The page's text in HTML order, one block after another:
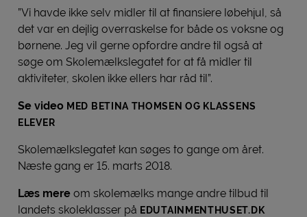
”Vi havde ikke selv midler til at finansiere løbehjul, så
det var en dejlig overraskelse for både os voksne og
børnene. Jeg vil gerne opfordre andre til også at
søge om Skolemælkslegatet for at få midler til
aktiviteter, skolen ikke ellers har råd til”.
Se video MED BETINA THOMSEN OG KLASSENS
ELEVER
Skolemælkslegatet kan søges to gange om året.
Næste gang er 15. marts 2018.
Læs mere om skolemælks mange andre tilbud til
landets skoleklasser på EDUTAINMENTHUSET.DK